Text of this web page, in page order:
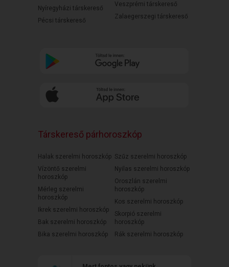
Nyíregyházi társkereső
Pécsi társkereső
Veszprémi társkereső
Zalaegerszegi társkereső
Társkereső párhoroszkóp
Halak szerelmi horoszkóp
Vízöntő szerelmi
horoszkóp
Mérleg szerelmi
horoszkóp
Ikrek szerelmi horoszkóp
Bak szerelmi horoszkóp
Bika szerelmi horoszkóp
Szűz szerelmi horoszkóp
Nyilas szerelmi horoszkóp
Oroszlán szerelmi
horoszkóp
Kos szerelmi horoszkóp
Skorpió szerelmi
horoszkóp
Rák szerelmi horoszkóp